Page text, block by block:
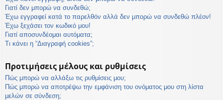
εις
Γιατί δεν μπορώ να συνδεθώ;
Έχω εγγραφεί κατά το παρελθόν αλλά δεν μπορώ να συνδεθώ πλέον!
Έχω ξεχάσει τον κωδικό μου!
Γιατί αποσυνδέομαι αυτόματα;
Τι κάνει η “Διαγραφή cookies”;
Προτιμήσεις μέλους και ρυθμίσεις
Πώς μπορώ να αλλάξω τις ρυθμίσεις μου;
Πώς μπορώ να αποτρέψω την εμφάνιση του ονόματος μου στη λίστα
μελών σε σύνδεση;